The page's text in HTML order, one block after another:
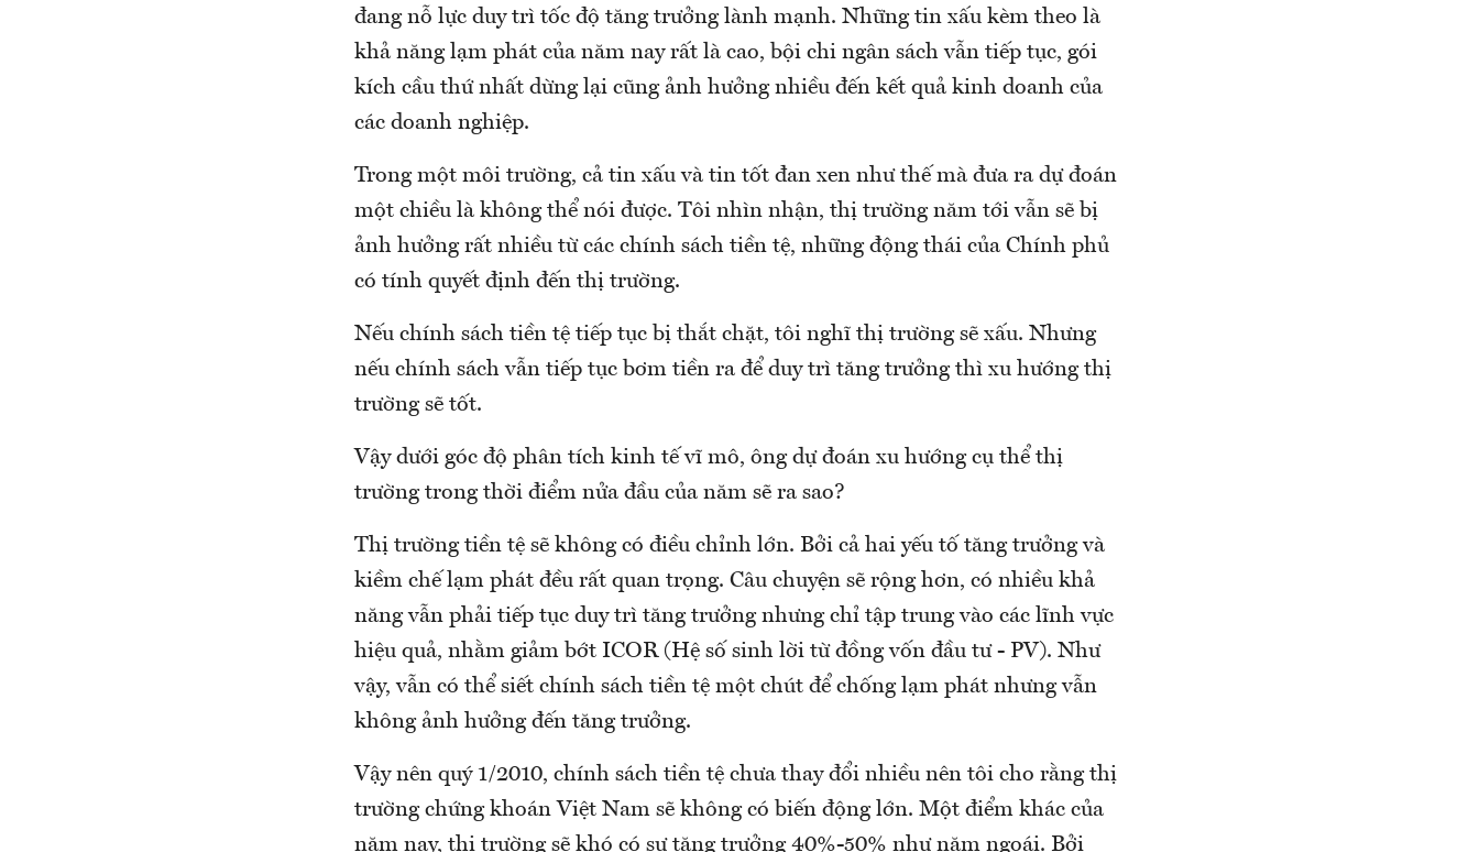
đang nỗ lực duy trì tốc độ tăng trưởng lành mạnh. Những tin xấu kèm theo là
khả năng lạm phát của năm nay rất là cao, bội chi ngân sách vẫn tiếp tục, gói
kích cầu thứ nhất dừng lại cũng ảnh hưởng nhiều đến kết quả kinh doanh của
các doanh nghiệp.
Trong một môi trường, cả tin xấu và tin tốt đan xen như thế mà đưa ra dự đoán
một chiều là không thể nói được. Tôi nhìn nhận, thị trường năm tới vẫn sẽ bị
ảnh hưởng rất nhiều từ các chính sách tiền tệ, những động thái của Chính phủ
có tính quyết định đến thị trường.
Nếu chính sách tiền tệ tiếp tục bị thắt chặt, tôi nghĩ thị trường sẽ xấu. Nhưng
nếu chính sách vẫn tiếp tục bơm tiền ra để duy trì tăng trưởng thì xu hướng thị
trường sẽ tốt.
Vậy dưới góc độ phân tích kinh tế vĩ mô, ông dự đoán xu hướng cụ thể thị
trường trong thời điểm nửa đầu của năm sẽ ra sao?
Thị trường tiền tệ sẽ không có điều chỉnh lớn. Bởi cả hai yếu tố tăng trưởng và
kiềm chế lạm phát đều rất quan trọng. Câu chuyện sẽ rộng hơn, có nhiều khả
năng vẫn phải tiếp tục duy trì tăng trưởng nhưng chỉ tập trung vào các lĩnh vực
hiệu quả, nhằm giảm bớt ICOR (Hệ số sinh lời từ đồng vốn đầu tư - PV). Như
vậy, vẫn có thể siết chính sách tiền tệ một chút để chống lạm phát nhưng vẫn
không ảnh hưởng đến tăng trưởng.
Vậy nên quý 1/2010, chính sách tiền tệ chưa thay đổi nhiều nên tôi cho rằng thị
trường chứng khoán Việt Nam sẽ không có biến động lớn. Một điểm khác của
năm nay, thị trường sẽ khó có sự tăng trưởng 40%-50% như năm ngoái. Bởi